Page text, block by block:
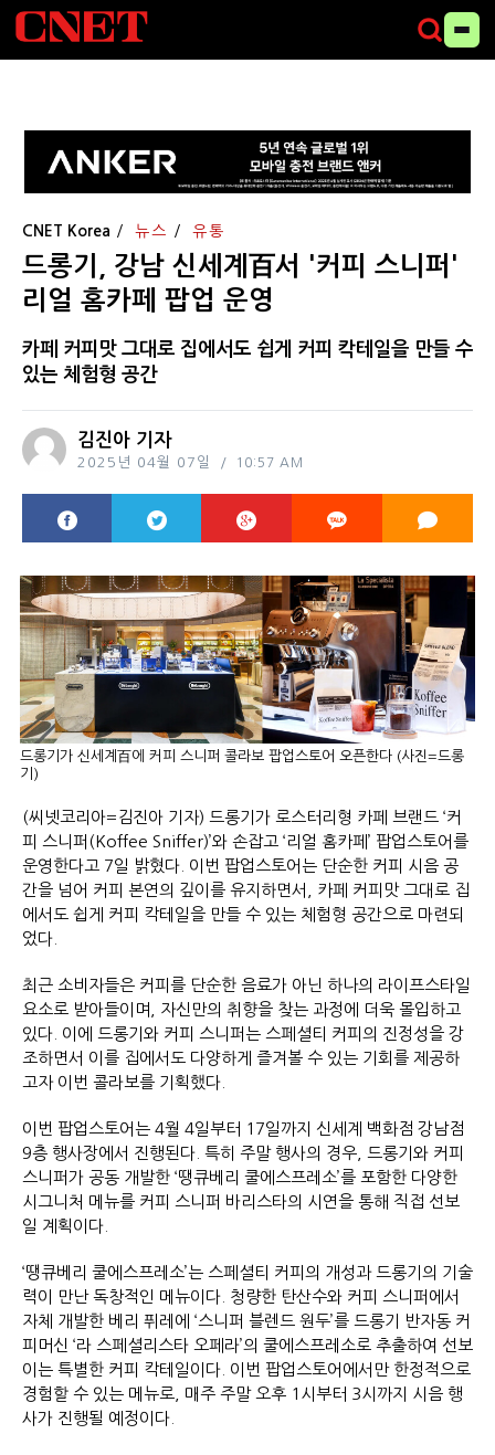
CNET Korea 뉴스 유통
드롱기, 강남 신세계百서 '커피 스니퍼'
리얼 홈카페 팝업 운영
카페 커피맛 그대로 집에서도 쉽게 커피 칵테일을 만들 수
있는 체험형 공간
김진아 기자
2025년 04월 07일 10:57 AM
드롱기가 신세계百에 커피 스니퍼 콜라보 팝업스토어 오픈한다 (사진=드롱
기)
(씨넷코리아=김진아 기자) 드롱기가 로스터리형 카페 브랜드 ‘커
피 스니퍼(Koffee Sniffer)’와 손잡고 ‘리얼 홈카페’ 팝업스토어를
운영한다고 7일 밝혔다. 이번 팝업스토어는 단순한 커피 시음 공
간을 넘어 커피 본연의 깊이를 유지하면서, 카페 커피맛 그대로 집
에서도 쉽게 커피 칵테일을 만들 수 있는 체험형 공간으로 마련되
었다.
최근 소비자들은 커피를 단순한 음료가 아닌 하나의 라이프스타일
요소로 받아들이며, 자신만의 취향을 찾는 과정에 더욱 몰입하고
있다. 이에 드롱기와 커피 스니퍼는 스페셜티 커피의 진정성을 강
조하면서 이를 집에서도 다양하게 즐겨볼 수 있는 기회를 제공하
고자 이번 콜라보를 기획했다.
이번 팝업스토어는 4월 4일부터 17일까지 신세계 백화점 강남점
9층 행사장에서 진행된다. 특히 주말 행사의 경우, 드롱기와 커피
스니퍼가 공동 개발한 ‘땡큐베리 쿨에스프레소’를 포함한 다양한
시그니처 메뉴를 커피 스니퍼 바리스타의 시연을 통해 직접 선보
일 계획이다.
‘땡큐베리 쿨에스프레소’는 스페셜티 커피의 개성과 드롱기의 기술
력이 만난 독창적인 메뉴이다. 청량한 탄산수와 커피 스니퍼에서
자체 개발한 베리 퓌레에 ‘스니퍼 블렌드 원두’를 드롱기 반자동 커
피머신 ‘라 스페셜리스타 오페라’의 쿨에스프레소로 추출하여 선보
이는 특별한 커피 칵테일이다. 이번 팝업스토어에서만 한정적으로
경험할 수 있는 메뉴로, 매주 주말 오후 1시부터 3시까지 시음 행
사가 진행될 예정이다.